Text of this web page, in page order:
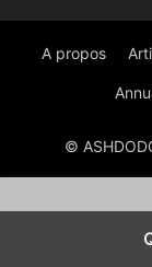
A propos
©